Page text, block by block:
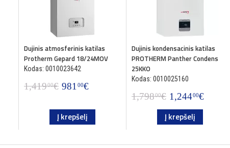
Dujinis atmosferinis katilas
Protherm Gepard 18/24MOV
Kodas: 0010023642
1,41900€ 98100€
Į krepšelį
Dujinis kondensacinis katilas
PROTHERM Panther Condens
25KKO
Kodas: 0010025160
1,79800€ 1,24400€
Į krepšelį